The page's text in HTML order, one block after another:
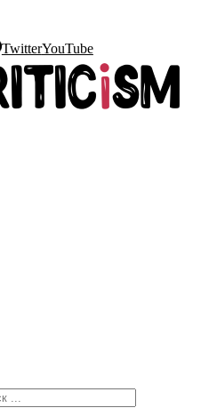
TwitterYouTube